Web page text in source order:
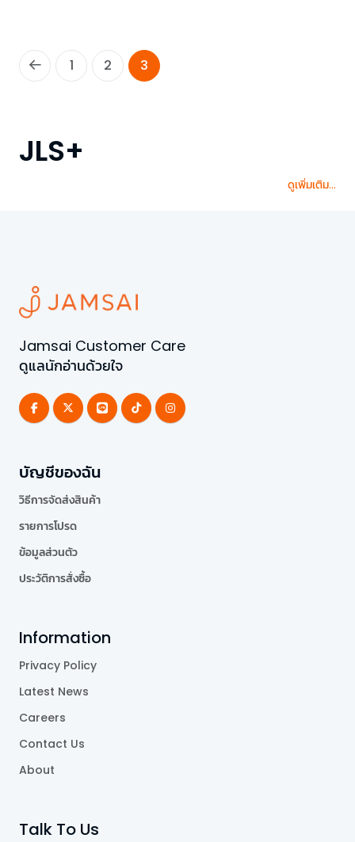
1 2 3
JLS+
ดูเพิ่มเติม...
Jamsai Customer Care
ดูแลนักอ่านด้วยใจ
บัญชีของฉัน
วิธีการจัดส่งสินค้า
รายการโปรด
ข้อมูลส่วนตัว
ประวัติการสั่งซื้อ
Information
Privacy Policy
Latest News
Careers
Contact Us
About
Talk To Us